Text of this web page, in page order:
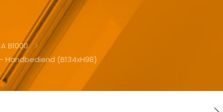
B1000
Handbediend (B134xH98)